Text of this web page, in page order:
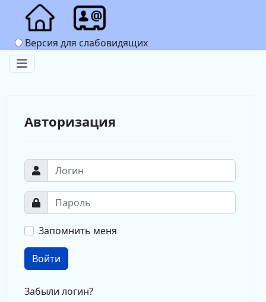
Версия для слабовидящих
Авторизация
Запомнить меня
Войти
Забыли логин?